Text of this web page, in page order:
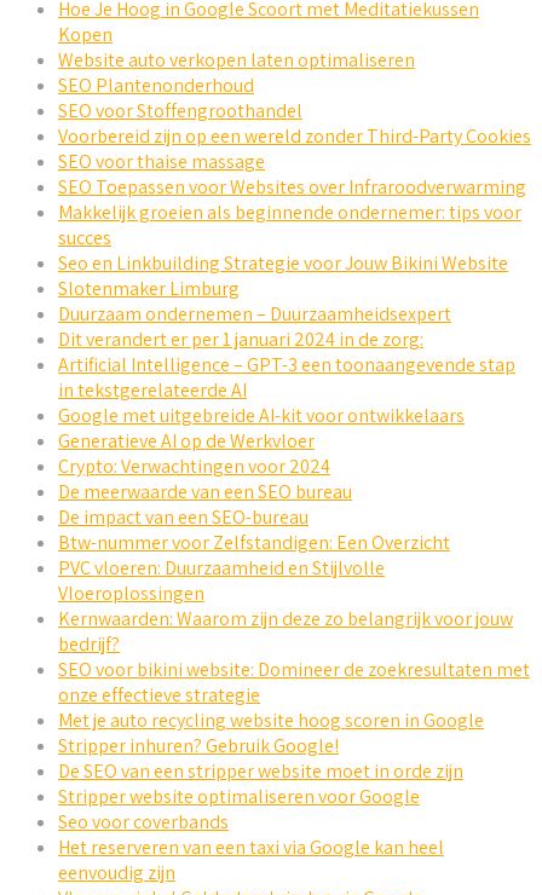
Hoe Je Hoog in Google Scoort met Meditatiekussen
Kopen
Website auto verkopen laten optimaliseren
SEO Plantenonderhoud
SEO voor Stoffengroothandel
Voorbereid zijn op een wereld zonder Third-Party Cookies
SEO voor thaise massage
SEO Toepassen voor Websites over Infraroodverwarming
Makkelijk groeien als beginnende ondernemer: tips voor
succes
Seo en Linkbuilding Strategie voor Jouw Bikini Website
Slotenmaker Limburg
Duurzaam ondernemen – Duurzaamheidsexpert
Dit verandert er per 1 januari 2024 in de zorg:
Artificial Intelligence – GPT-3 een toonaangevende stap
in tekstgerelateerde AI
Google met uitgebreide AI-kit voor ontwikkelaars
Generatieve AI op de Werkvloer
Crypto: Verwachtingen voor 2024
De meerwaarde van een SEO bureau
De impact van een SEO-bureau
Btw-nummer voor Zelfstandigen: Een Overzicht
PVC vloeren: Duurzaamheid en Stijlvolle
Vloeroplossingen
Kernwaarden: Waarom zijn deze zo belangrijk voor jouw
bedrijf?
SEO voor bikini website: Domineer de zoekresultaten met
onze effectieve strategie
Met je auto recycling website hoog scoren in Google
Stripper inhuren? Gebruik Google!
De SEO van een stripper website moet in orde zijn
Stripper website optimaliseren voor Google
Seo voor coverbands
Het reserveren van een taxi via Google kan heel
eenvoudig zijn